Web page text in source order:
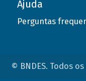
Ajuda
Perguntas
© BNDES. Todos